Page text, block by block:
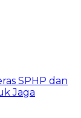
SPHP dan
Jaga